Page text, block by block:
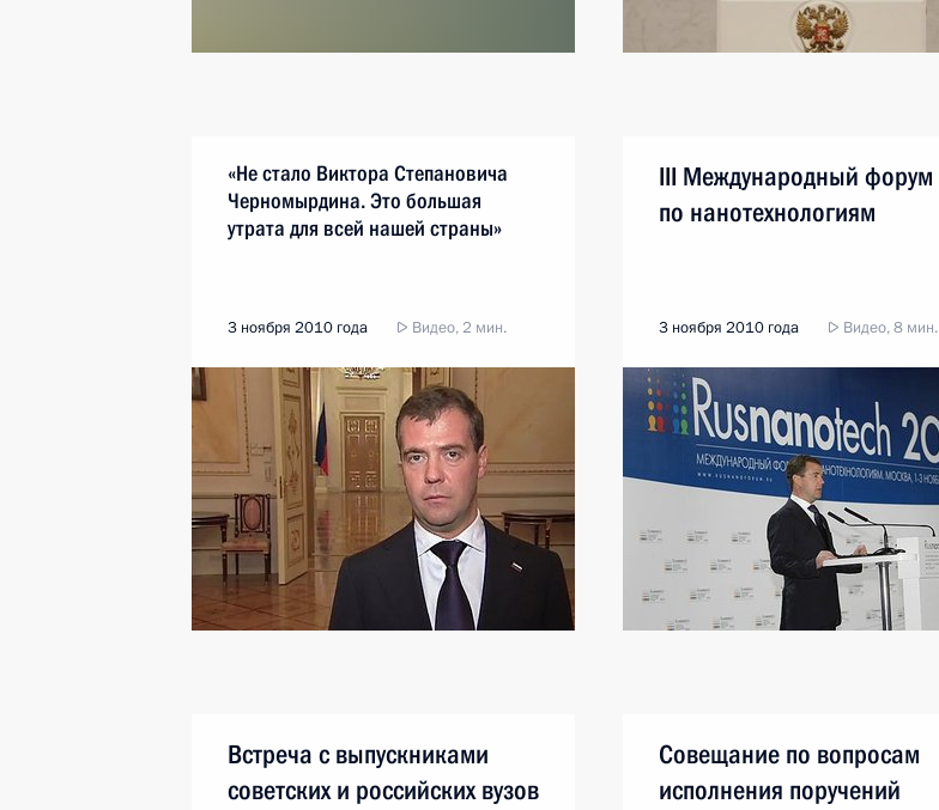
«Не стало Виктора Степановича
Черномырдина. Это большая
утрата для всей нашей страны»
3 ноября 2010 года Видео, 2 мин.
III Международный форум
по нанотехнологиям
3 ноября 2010 года Видео, 8 мин.
Встреча с выпускниками
советских и российских вузов
Совещание по вопросам
исполнения поручений